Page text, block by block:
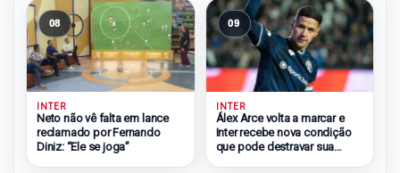
08
INTER
Neto não vê falta em lance
reclamado por Fernando
Diniz: “Ele se joga”
09
INTER
Álex Arce volta a marcar e
Inter recebe nova condição
que pode destravar sua